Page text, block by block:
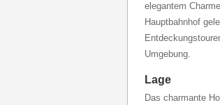
elegantem
Hauptbahnhof
Umgebung.
Lage
Das charmante